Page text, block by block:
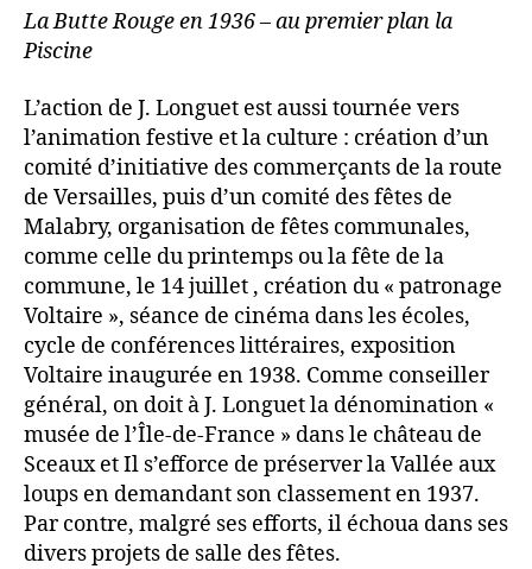
La Butte Rouge en 1936 – au premier plan la
Piscine
L’action de J. Longuet est aussi tournée vers
l’animation festive et la culture : création d’un
comité d’initiative des commerçants de la route
de Versailles, puis d’un comité des fêtes de
Malabry, organisation de fêtes communales,
comme celle du printemps ou la fête de la
commune, le 14 juillet , création du « patronage
Voltaire », séance de cinéma dans les écoles,
cycle de conférences littéraires, exposition
Voltaire inaugurée en 1938. Comme conseiller
général, on doit à J. Longuet la dénomination «
musée de l’Île-de-France » dans le château de
Sceaux et Il s’efforce de préserver la Vallée aux
loups en demandant son classement en 1937.
Par contre, malgré ses efforts, il échoua dans ses
divers projets de salle des fêtes.